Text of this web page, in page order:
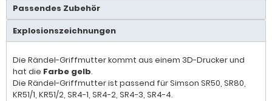
Passendes Zubehör
Explosionszeichnungen
Die Rändel-Griffmutter kommt aus einem 3D-Drucker und
hat die Farbe gelb.
Die Rändel-Griffmutter ist passend für Simson SR50, SR80,
KR51/1, KR51/2, SR4-1, SR4-2, SR4-3, SR4-4.